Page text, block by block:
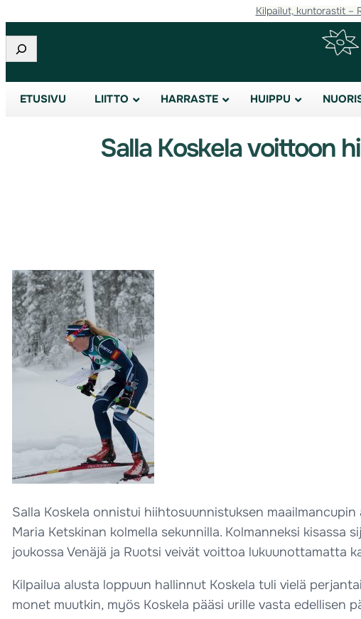
Kilpailut, kuntorastit –
Etsi
ETUSIVU LIITTO HARRASTE HUIPPU
Salla Koskela voittoon
Salla Koskela onnistui hiihtosuunnistuksen
Maria Ketskinan kolmella sekunnilla. Kolmanneksi
joukossa Venäjä ja Ruotsi veivät voittoa lukuunottamatta
Kilpailua alusta loppuun hallinnut Koskela tuli vielä
monet muutkin, myös Koskela pääsi urille vasta edellisen